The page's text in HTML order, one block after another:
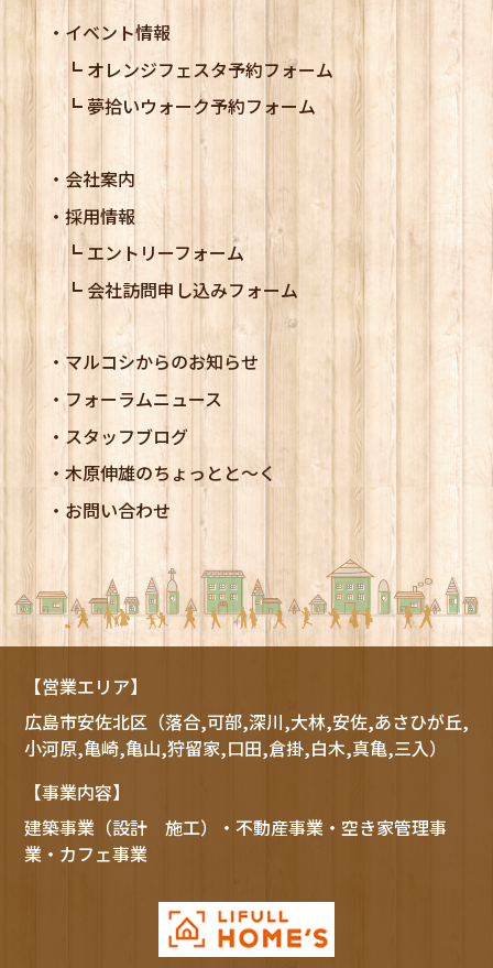
イベント情報
オレンジフェスタ予約フォーム
夢拾いウォーク予約フォーム
会社案内
採用情報
エントリーフォーム
会社訪問申し込みフォーム
マルコシからのお知らせ
フォーラムニュース
スタッフブログ
木原伸雄のちょっとと～く
お問い合わせ
【営業エリア】
広島市安佐北区（落合,可部,深川,大林,安佐,あさひが丘,
小河原,亀崎,亀山,狩留家,口田,倉掛,白木,真亀,三入）
【事業内容】
建築事業（設計 施工）・不動産事業・空き家管理事
業・カフェ事業